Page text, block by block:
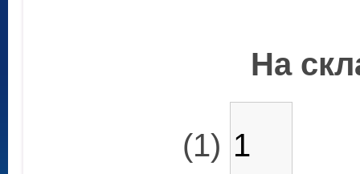
На
(1)